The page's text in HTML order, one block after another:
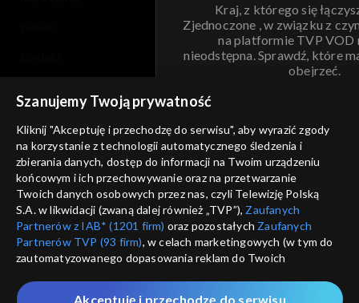
Kraj, z którego się
Zjednoczone , w związku z
na platformie TVP VOD
nieodstępna. Sprawdź, które
obejrzeć.
ANULUJ
informacje o dostawcy usług
Szanujemy Twoją prywatność
Kliknij "Akceptuję i przechodzę do serwisu", aby wyrazić zgody
na korzystanie z technologii automatycznego śledzenia i
zbierania danych, dostęp do informacji na Twoim urządzeniu
końcowym i ich przechowywanie oraz na przetwarzanie
Twoich danych osobowych przez nas, czyli Telewizję Polską
S.A. w likwidacji (zwaną dalej również „TVP”), Zaufanych
Partnerów z IAB* (1201 firm) oraz pozostałych Zaufanych
Partnerów TVP (93 firm), w celach marketingowych (w tym do
zautomatyzowanego dopasowania reklam do Twoich
które wskazujemy poniżej, a także zgody na udostępnianie
Akceptuję i przechodzę do serwisu